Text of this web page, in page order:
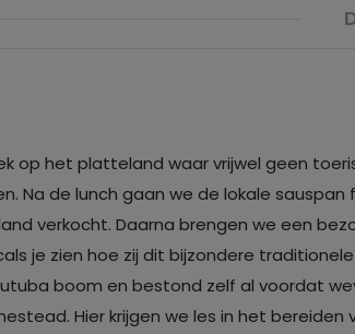
op het platteland waar vrijwel geen
Na de lunch gaan we de lokale sauspan
verkocht. Daarna brengen we een
je zien hoe zij dit bijzondere
boom en bestond zelf al voordat
Hier krijgen we les in het bereiden